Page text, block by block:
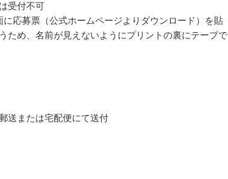
受付不可
応募票（公式ホームページよりダウンロード）を貼
ため、名前が見えないようにプリントの裏にテープで
送または宅配便にて送付